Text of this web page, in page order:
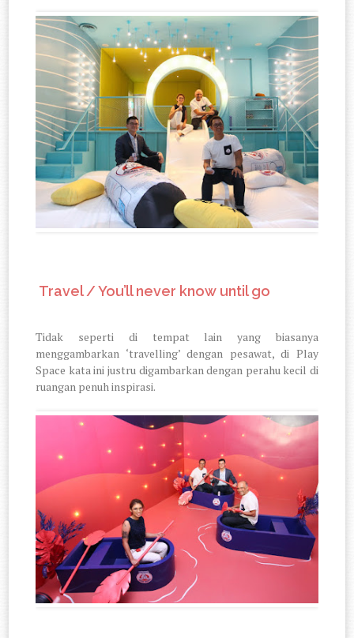
Travel / You’ll never know until go
Tidak seperti di tempat lain yang biasanya
menggambarkan ‘travelling’ dengan pesawat, di Play
Space kata ini justru digambarkan dengan perahu kecil di
ruangan penuh inspirasi.